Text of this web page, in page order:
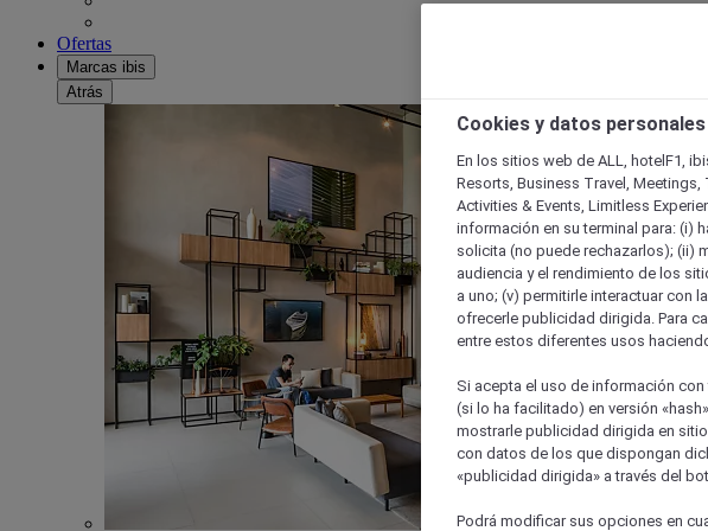
Ofertas
Marcas ibis
Atrás
Cookies y datos personales
En los sitios web de ALL, hotelF1,
Resorts, Business Travel, Meetings,
Activities & Events, Limitless
información en su terminal para: (i)
solicita (no puede rechazarlos); (ii)
audiencia y el rendimiento de los
a uno; (v) permitirle interactuar con
ofrecerle publicidad dirigida. Para
entre estos diferentes usos
Si acepta el uso de información
(si lo ha facilitado) en versión
mostrarle publicidad dirigida en
con datos de los que dispongan
«publicidad dirigida» a través del
Podrá modificar sus opciones en